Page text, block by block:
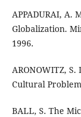
APPADURAI,
Globalization.
1996.
ARONOWITZ,
Cultural
BALL, S. The